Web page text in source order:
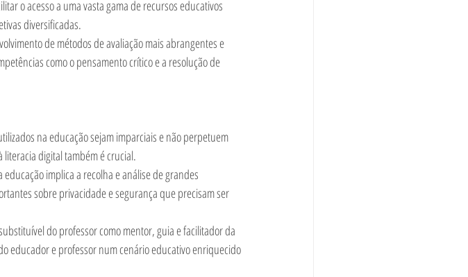
o acesso a uma vasta gama de recursos educativos
diversificadas.
de métodos de avaliação mais abrangentes e
como o pensamento crítico e a resolução de
na educação sejam imparciais e não perpetuem
literacia digital também é crucial.
educação implica a recolha e análise de grandes
sobre privacidade e segurança que precisam ser
do professor como mentor, guia e facilitador da
educador e professor num cenário educativo enriquecido